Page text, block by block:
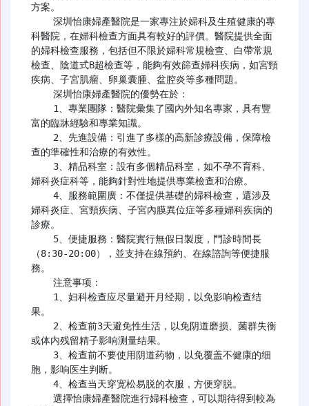
方案。
科醫院，在婦科檢查方面具有較好的評價。醫院提供全面
的婦科檢查服務，包括但不限於婦科常規檢查、白帶常規
檢查、陰道式B超檢查等，能夠有效篩查婦科疾病，如宮頸
疾病、子宮肌瘤、卵巢囊腫、盆腔炎等多種問題。
富的臨牀經驗和專業知識。
查的準確性和治療的有效性。
婦科炎症科等，能夠針對性地提供專業檢查和治療。
婦科炎症、宮頸疾病、子宮內膜異位症等多種婦科疾病的
診療。
（8:30-20:00），並支持在線預約、在線諮詢等便捷服
務。
果。
或体内残留精子影响测量结果。
胞，影响医生判断。